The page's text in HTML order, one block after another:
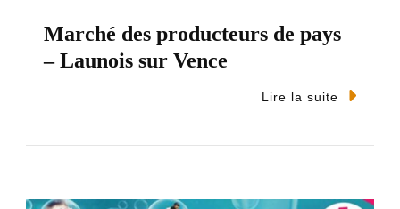
Marché des producteurs de pays
– Launois sur Vence
Lire la suite